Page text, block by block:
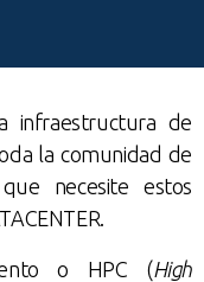
infraestructura de
la comunidad de
necesite estos
o HPC (High